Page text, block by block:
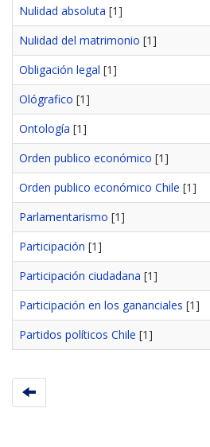
Nulidad absoluta [1]
Nulidad del matrimonio [1]
Obligación legal [1]
Ológrafico [1]
Ontología [1]
Orden publico económico [1]
Orden publico económico Chile [1]
Parlamentarismo [1]
Participación [1]
Participación ciudadana [1]
Participación en los gananciales [1]
Partidos políticos Chile [1]